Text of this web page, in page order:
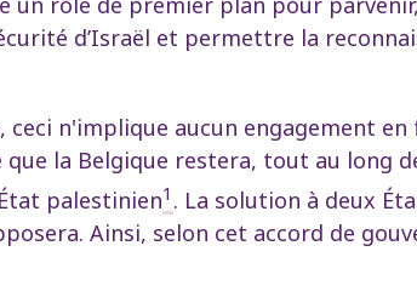
d’Israël et permettre la
n'implique aucun engagement en
la Belgique restera, tout au long
palestinien1 . La solution à deux
Ainsi, selon cet accord de